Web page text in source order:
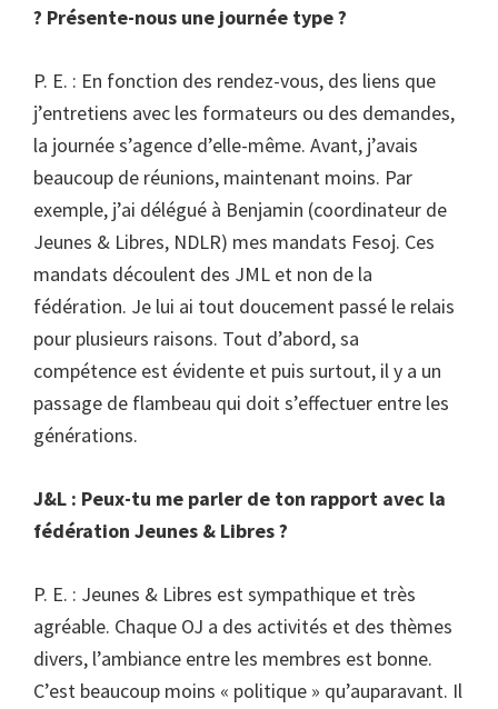
? Présente-nous une journée type ?
P. E. : En fonction des rendez-vous, des liens que
j’entretiens avec les formateurs ou des demandes,
la journée s’agence d’elle-même. Avant, j’avais
beaucoup de réunions, maintenant moins. Par
exemple, j’ai délégué à Benjamin (coordinateur de
Jeunes & Libres, NDLR) mes mandats Fesoj. Ces
mandats découlent des JML et non de la
fédération. Je lui ai tout doucement passé le relais
pour plusieurs raisons. Tout d’abord, sa
compétence est évidente et puis surtout, il y a un
passage de flambeau qui doit s’effectuer entre les
générations.
J&L : Peux-tu me parler de ton rapport avec la
fédération Jeunes & Libres ?
P. E. : Jeunes & Libres est sympathique et très
agréable. Chaque OJ a des activités et des thèmes
divers, l’ambiance entre les membres est bonne.
C’est beaucoup moins « politique » qu’auparavant. Il